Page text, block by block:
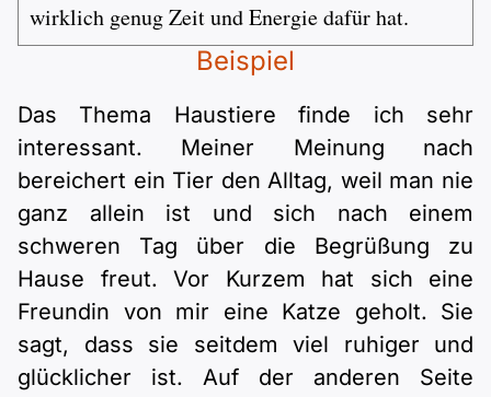
Lebenslauf erstellen
wirklich genug Zeit und Energie dafür hat.
Beispiel
Das Thema Haustiere finde ich sehr
interessant. Meiner Meinung nach
bereichert ein Tier den Alltag, weil man nie
ganz allein ist und sich nach einem
schweren Tag über die Begrüßung zu
Hause freut. Vor Kurzem hat sich eine
Freundin von mir eine Katze geholt. Sie
sagt, dass sie seitdem viel ruhiger und
glücklicher ist. Auf der anderen Seite